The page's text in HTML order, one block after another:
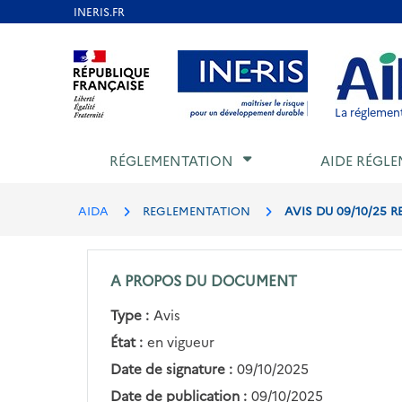
Aller au contenu Aller au menu Aller au
La
RÉGLEMENTATION AIDE
AIDA REGLEMENTATION AVIS DU 09/10/25
A PROPOS DU DOCUMENT
Type : Avis
État : en vigueur
Date de signature : 09/10/2025
Date de publication : 09/10/2025